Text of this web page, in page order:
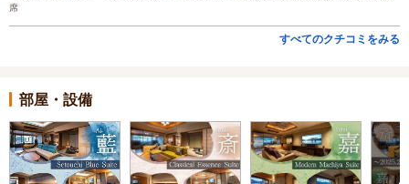
席
すべてのクチコミをみる
部屋・設備